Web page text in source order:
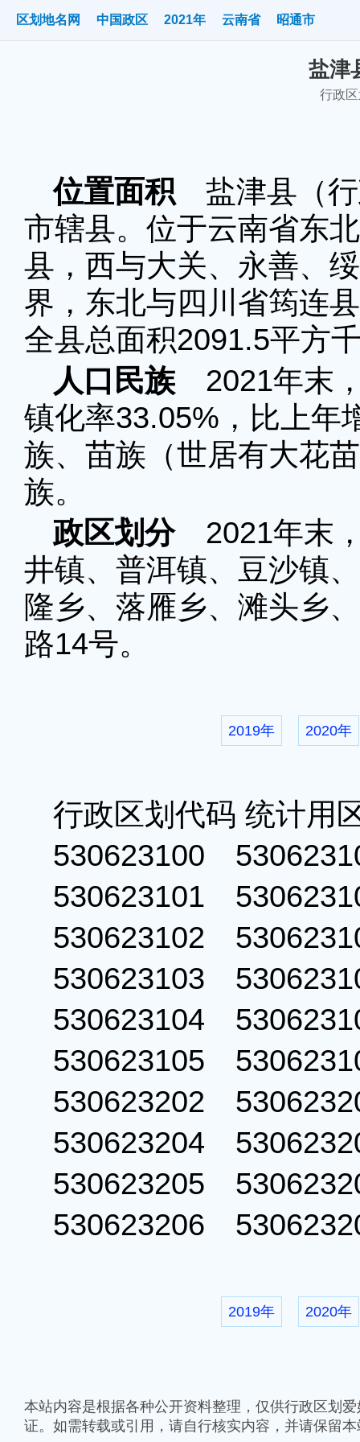
区划地名网 中国政区 2021年 云南省 昭通市
盐津
行政
位置面积 盐津县（行
市辖县。位于云南省东
县，西与大关、永善、
界，东北与四川省筠连
全县总面积2091.5平方
人口民族 2021年末
镇化率33.05%，比上年
族、苗族（世居有大花
族。
政区划分2021年末，
井镇、普洱镇、豆沙镇
隆乡、落雁乡、滩头乡
路14号。
2019年 2020年
行政区划代码 统计用
530623100
530623101
530623102
530623103
530623104
530623105
530623202
530623204
530623205
530623206
2019年 2020年
本站内容是根据各种公开资料整理，仅供行政区划
证。如需转载或引用，请自行核实内容，并请保留